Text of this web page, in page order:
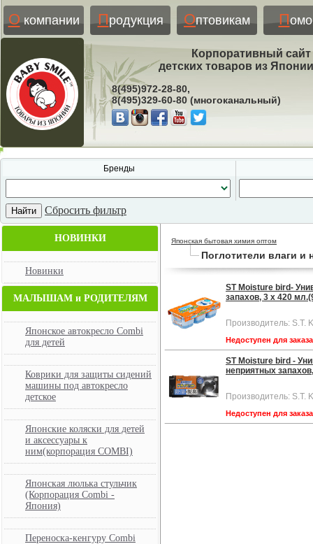
Окомпании Продукция Оптовикам П
Корпоративный
детских товаров из
8(495)972-28-80,
8(495)329-60-80 (многоканальный)
Бренды
Сбросить фильтр
НОВИНКИ
Новинки
МАЛЫШАМ и РОДИТЕЛЯМ
Японское автокресло Combi
для детей
Коврики для защиты сидений
машины под автокресло
детское
Японские коляски для детей
и аксессуары к
ним(корпорация COMBI)
Японская люлька стульчик
(Корпорация Combi -
Япония)
Переноска-кенгуру Combi
Японская бытовая химия оптом
Поглотители влаги и
ST Мoisture bird-
запахов, 3 х 420
Производитель: S.T.
Недоступен для
ST Мoisture bird -
неприятных
Производитель: S.T.
Недоступен для